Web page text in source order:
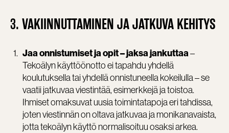
3. VAKIINNUTTAMINEN JA JATKUVA KEHITYS
Jaa onnistumiset ja opit – jaksa jankuttaa–
Tekoälyn käyttöönotto ei tapahdu yhdellä
koulutuksella tai yhdellä onnistuneella kokeilulla – se
vaatii jatkuvaa viestintää, esimerkkejä ja toistoa.
Ihmiset omaksuvat uusia toimintatapoja eri tahdissa,
joten viestinnän on oltava jatkuvaa ja monikanavaista,
jotta tekoälyn käyttö normalisoituu osaksi arkea.